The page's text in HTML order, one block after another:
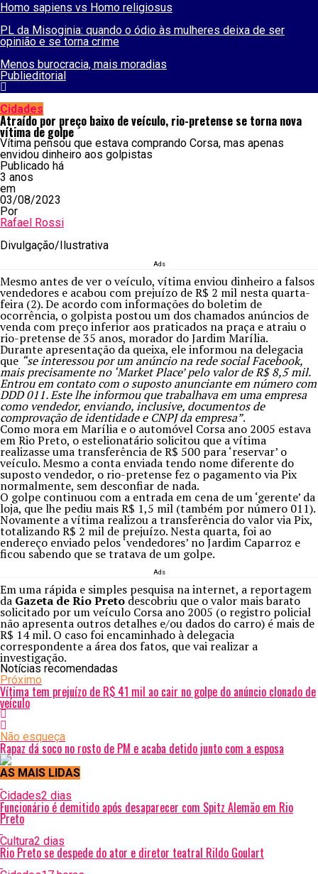
Homo sapiens vs Homo religiosus
PL da Misoginia: quando o ódio às mulheres deixa de ser
opinião e se torna crime
Menos burocracia, mais moradias
Publieditorial
Cidades
Atraído por preço baixo de veículo, rio-pretense se torna nova
vítima de golpe
Vítima pensou que estava comprando Corsa, mas apenas
envidou dinheiro aos golpistas
Publicado há
3 anos
em
03/08/2023
Por
Rafael Rossi
Divulgação/Ilustrativa
Ads
Mesmo antes de ver o veículo, vítima enviou dinheiro a falsos
vendedores e acabou com prejuízo de R$ 2 mil nesta quarta-
feira (2). De acordo com informações do boletim de
ocorrência, o golpista postou um dos chamados anúncios de
venda com preço inferior aos praticados na praça e atraiu o
rio-pretense de 35 anos, morador do Jardim Marília.
Durante apresentação da queixa, ele informou na delegacia
que “se interessou por um anúncio na rede social Facebook,
mais precisamente no ‘Market Place’ pelo valor de R$ 8,5 mil.
Entrou em contato com o suposto anunciante em número com
DDD 011. Este lhe informou que trabalhava em uma empresa
como vendedor, enviando, inclusive, documentos de
comprovação de identidade e CNPJ da empresa”.
Como mora em Marília e o automóvel Corsa ano 2005 estava
em Rio Preto, o estelionatário solicitou que a vítima
realizasse uma transferência de R$ 500 para ‘reservar’ o
veículo. Mesmo a conta enviada tendo nome diferente do
suposto vendedor, o rio-pretense fez o pagamento via Pix
normalmente, sem desconfiar de nada.
O golpe continuou com a entrada em cena de um ‘gerente’ da
loja, que lhe pediu mais R$ 1,5 mil (também por número 011).
Novamente a vítima realizou a transferência do valor via Pix,
totalizando R$ 2 mil de prejuízo. Nesta quarta, foi ao
endereço enviado pelos ‘vendedores’ no Jardim Caparroz e
ficou sabendo que se tratava de um golpe.
Ads
Em uma rápida e simples pesquisa na internet, a reportagem
da Gazeta de Rio Preto descobriu que o valor mais barato
solicitado por um veículo Corsa ano 2005 (o registro policial
não apresenta outros detalhes e/ou dados do carro) é mais de
R$ 14 mil. O caso foi encaminhado à delegacia
correspondente a área dos fatos, que vai realizar a
investigação.
Notícias recomendadas
Próximo
Vítima tem prejuízo de R$ 41 mil ao cair no golpe do anúncio clonado de
veículo
Não esqueça
Rapaz dá soco no rosto de PM e acaba detido junto com a esposa
AS MAIS LIDAS
Cidades2 dias
Funcionário é demitido após desaparecer com Spitz Alemão em Rio
Preto
Cultura2 dias
Rio Preto se despede do ator e diretor teatral Rildo Goulart